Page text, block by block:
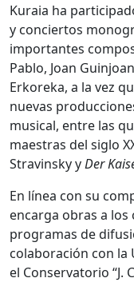
Kuraia ha
y conciertos
importantes
Pablo, Joan
Erkoreka, a la vez
nuevas
musical, entre las
maestras del siglo
Stravinsky yDer
En línea con su
encarga obras a
programas de
colaboración con la
el Conservatorio “J.